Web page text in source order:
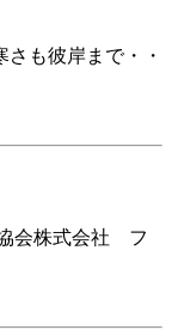
も彼岸まで・・
会株式会社 フ